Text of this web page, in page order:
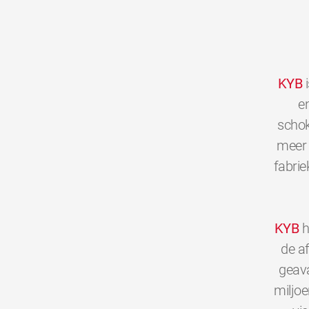
KYB
KYB
de